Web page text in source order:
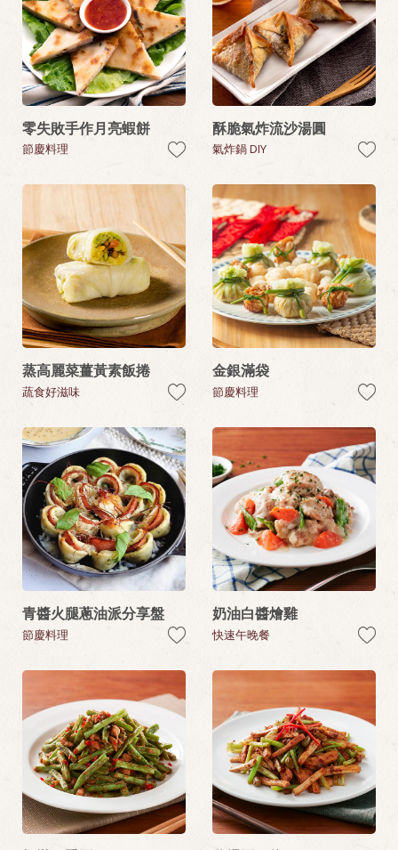
零失敗手作月亮蝦餅
節慶料理
酥脆氣炸流沙湯圓
氣炸鍋 DIY
蒸高麗菜薑黃素飯捲
蔬食好滋味
金銀滿袋
節慶料理
青醬火腿蔥油派分享盤
節慶料理
奶油白醬燴雞
快速午晚餐